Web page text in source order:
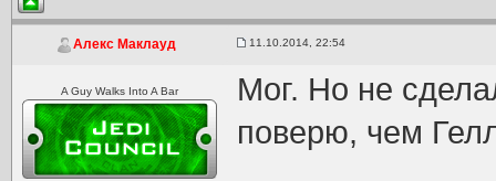
Алекс Маклауд 11.10.2014, 22:54
A Guy Walks Into A Bar
Мог. Но не
поверю, чем